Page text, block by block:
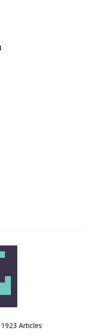
1923 Articles